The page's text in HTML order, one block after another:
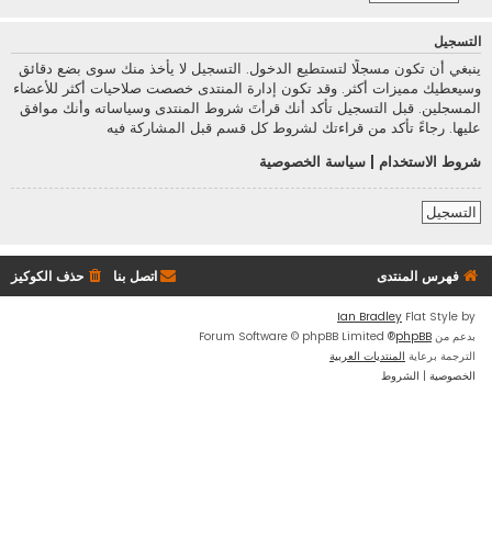
التسجيل
ينبغي أن تكون مسجلًا لتستطيع الدخول. التسجيل لا يأخذ منك سوى بضع دقائق
وسيعطيك مميزات أكثر. وقد تكون إدارة المنتدى خصصت صلاحيات أكثر للأعضاء
المسجلين. قبل التسجيل تأكد أنك قرأتَ شروط المنتدى وسياساته وأنك موافق
عليها. رجاءً تأكد من قراءتك لشروط كل قسم قبل المشاركة فيه
شروط الاستخدام
سياسة الخصوصية
التسجيل
فهرس المنتدى حذف الكوكيز اتصل بنا
Flat Style by
Ian Bradley
بدعم من phpBB
® Forum Software © phpBB Limited
الترجمة برعاية المنتديات العربية
الخصوصية | الشروط